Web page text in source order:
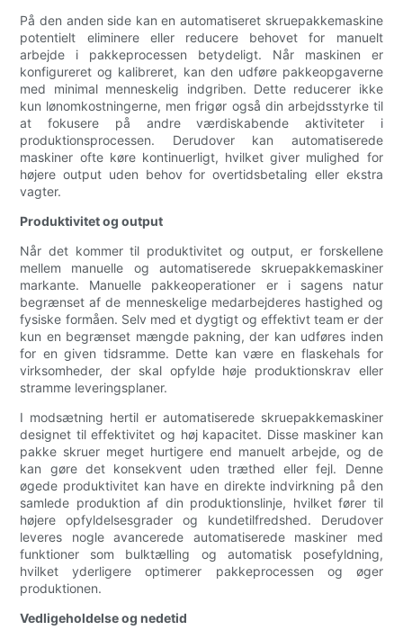
På den anden side kan en automatiseret skruepakkemaskine
potentielt eliminere eller reducere behovet for manuelt
arbejde i pakkeprocessen betydeligt. Når maskinen er
konfigureret og kalibreret, kan den udføre pakkeopgaverne
med minimal menneskelig indgriben. Dette reducerer ikke
kun lønomkostningerne, men frigør også din arbejdsstyrke til
at fokusere på andre værdiskabende aktiviteter i
produktionsprocessen. Derudover kan automatiserede
maskiner ofte køre kontinuerligt, hvilket giver mulighed for
højere output uden behov for overtidsbetaling eller ekstra
vagter.
Produktivitet og output
Når det kommer til produktivitet og output, er forskellene
mellem manuelle og automatiserede skruepakkemaskiner
markante. Manuelle pakkeoperationer er i sagens natur
begrænset af de menneskelige medarbejderes hastighed og
fysiske formåen. Selv med et dygtigt og effektivt team er der
kun en begrænset mængde pakning, der kan udføres inden
for en given tidsramme. Dette kan være en flaskehals for
virksomheder, der skal opfylde høje produktionskrav eller
stramme leveringsplaner.
I modsætning hertil er automatiserede skruepakkemaskiner
designet til effektivitet og høj kapacitet. Disse maskiner kan
pakke skruer meget hurtigere end manuelt arbejde, og de
kan gøre det konsekvent uden træthed eller fejl. Denne
øgede produktivitet kan have en direkte indvirkning på den
samlede produktion af din produktionslinje, hvilket fører til
højere opfyldelsesgrader og kundetilfredshed. Derudover
leveres nogle avancerede automatiserede maskiner med
funktioner som bulktælling og automatisk posefyldning,
hvilket yderligere optimerer pakkeprocessen og øger
produktionen.
Vedligeholdelse og nedetid